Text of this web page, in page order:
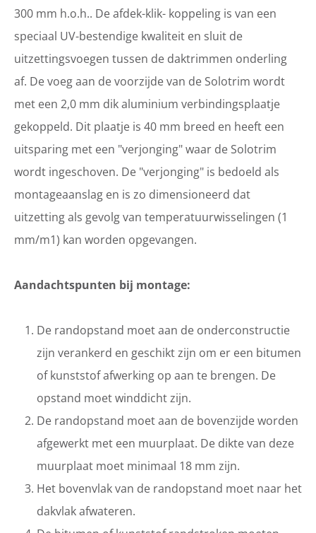
300 mm h.o.h.. De afdek-klik- koppeling is van een
speciaal UV-bestendige kwaliteit en sluit de
uitzettingsvoegen tussen de daktrimmen onderling
af. De voeg aan de voorzijde van de Solotrim wordt
met een 2,0 mm dik aluminium verbindingsplaatje
gekoppeld. Dit plaatje is 40 mm breed en heeft een
uitsparing met een "verjonging" waar de Solotrim
wordt ingeschoven. De "verjonging" is bedoeld als
montageaanslag en is zo dimensioneerd dat
uitzetting als gevolg van temperatuurwisselingen (1
mm/m1) kan worden opgevangen.
Aandachtspunten bij montage:
De randopstand moet aan de onderconstructie
zijn verankerd en geschikt zijn om er een bitumen
of kunststof afwerking op aan te brengen. De
opstand moet winddicht zijn.
De randopstand moet aan de bovenzijde worden
afgewerkt met een muurplaat. De dikte van deze
muurplaat moet minimaal 18 mm zijn.
Het bovenvlak van de randopstand moet naar het
dakvlak afwateren.